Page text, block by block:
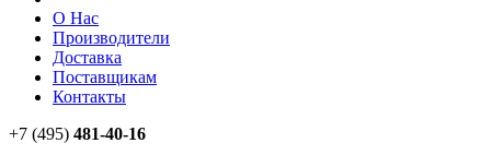
О Нас
Производители
Доставка
Поставщикам
Контакты
+7 (495) 481-40-16